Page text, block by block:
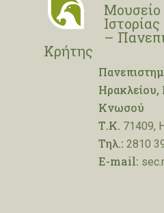
–
Κρήτης
Κνωσού
Τ.Κ. 71409,
Τηλ.: 2810
E-mail: